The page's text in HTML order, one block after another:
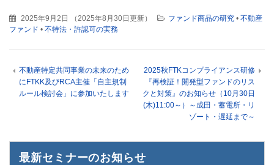
2025年9月2日 （2025年8月30日更新） ファンド商品の研究 • 不動産
ファンド • 不特法・許認可の実務
不動産特定共同事業の未来のため
にFTKK及びRCA主催「自主規制
ルール検討会」に参加いたします
2025秋FTKコンプライアンス研修
『再検証！開発型ファンドのリス
クと対策』のお知らせ（10月30日
(木)11:00～）～成田・蓄電所・リ
ゾート・遅延まで～
最新セミナーのお知らせ